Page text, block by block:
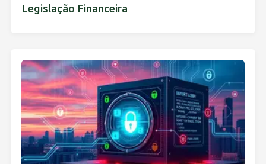
Legislação Financeira